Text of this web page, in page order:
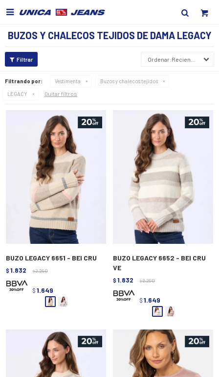

BUZOS Y CHALECOS TEJIDOS DE DAMA LEGACY
Recientes
Filtrando por: Vestimenta
Buzos y chalecos tejidos
LEGACY
Quitar filtros
BUZO LEGACY 6651 - BEI CRU
$ 1.832 $ 2.290
$ 1.649
BUZO LEGACY 6652 - BEI CRU
VE
$ 1.832 $ 2.290
$ 1.649